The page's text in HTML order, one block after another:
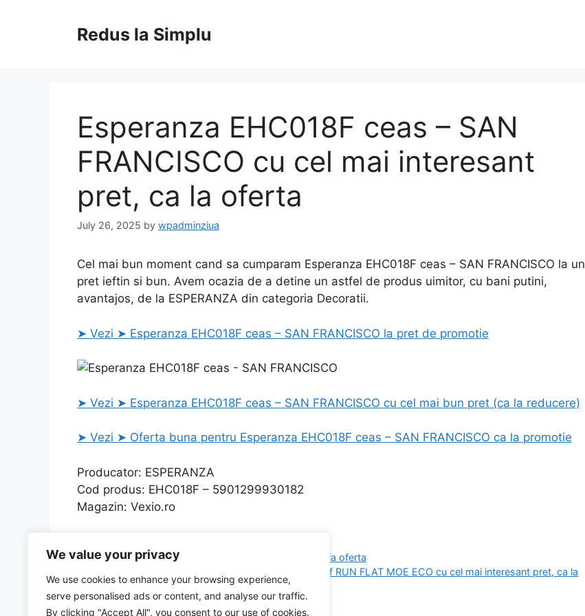
We value your privacy
We use cookies to enhance your browsing experience,
serve personalised ads or content, and analyse our traffic.
By clicking "Accept All", you consent to our use of cookies.
Redus la Simplu
Esperanza EHC018F ceas – SAN
FRANCISCO cu cel mai interesant
pret, ca la oferta
July 26, 2025 by wpadminziua
Cel mai bun moment cand sa cumparam Esperanza EHC018F ceas – SAN FRANCISCO la un
pret ieftin si bun. Avem ocazia de a detine un astfel de produs uimitor, cu bani putini,
avantajos, de la ESPERANZA din categoria Decoratii.
➤ Vezi ➤ Esperanza EHC018F ceas – SAN FRANCISCO la pret de promotie
➤ Vezi ➤ Esperanza EHC018F ceas – SAN FRANCISCO cu cel mai bun pret (ca la reducere)
➤ Vezi ➤ Oferta buna pentru Esperanza EHC018F ceas – SAN FRANCISCO ca la promotie
Producator: ESPERANZA
Cod produs: EHC018F – 5901299930182
Magazin: Vexio.ro
Tastatura OK-05 USB cu cel mai interesant pret, ca la oferta
Anvelopa 235/55R19 101V SCORPION VERDE PJ r-f RUN FLAT MOE ECO cu cel mai interesant pret, ca la
oferta